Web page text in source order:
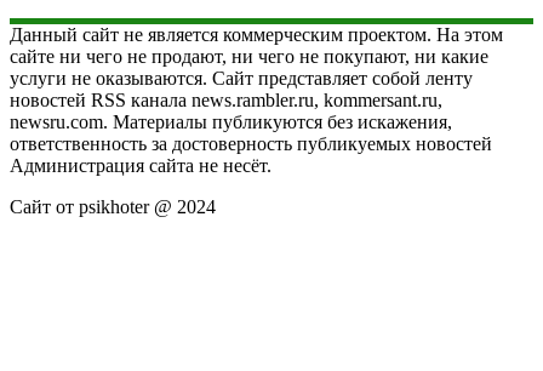
Данный сайт не является коммерческим проектом. На этом
сайте ни чего не продают, ни чего не покупают, ни какие
услуги не оказываются. Сайт представляет собой ленту
новостей RSS канала news.rambler.ru, kommersant.ru,
newsru.com. Материалы публикуются без искажения,
ответственность за достоверность публикуемых новостей
Администрация сайта не несёт.
Сайт от psikhoter @ 2024